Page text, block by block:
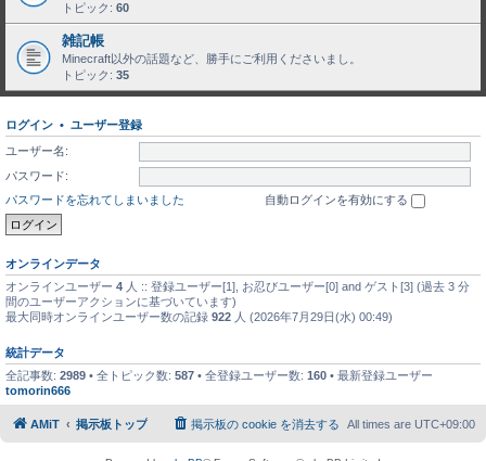
トピック: 60
雑記帳
Minecraft以外の話題など、勝手にご利用くださいまし。
トピック: 35
ログイン • ユーザー登録
ユーザー名:
パスワード:
パスワードを忘れてしまいました
自動ログインを有効にする
オンラインデータ
オンラインユーザー 4 人 :: 登録ユーザー[1], お忍びユーザー[0] and ゲスト[3] (過去 3 分
間のユーザーアクションに基づいています)
最大同時オンラインユーザー数の記録 922 人 (2026年7月29日(水) 00:49)
統計データ
全記事数: 2989 • 全トピック数: 587 • 全登録ユーザー数: 160 • 最新登録ユーザー
tomorin666
AMiT 掲示板トップ All times are UTC+09:00
掲示板の cookie を消去する